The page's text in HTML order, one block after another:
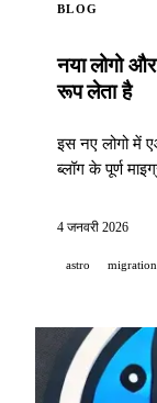
BLOG
नया लोगो
रूप लेता है
इस नए लोगो में
ब्लॉग के पूर्ण
4 जनवरी 2026
astro migration